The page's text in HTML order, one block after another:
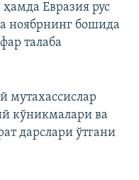
Евразия рус
ноябрнинг бошида
талаба
мутахассислар
кўникмалари ва
дарслари ўтгани